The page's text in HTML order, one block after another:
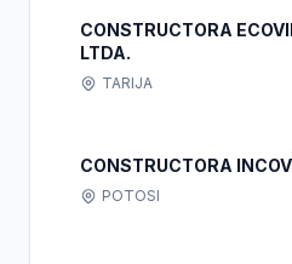
CONSTRUCTORA
LTDA.
TARIJA
CONSTRUCTORA
POTOSI